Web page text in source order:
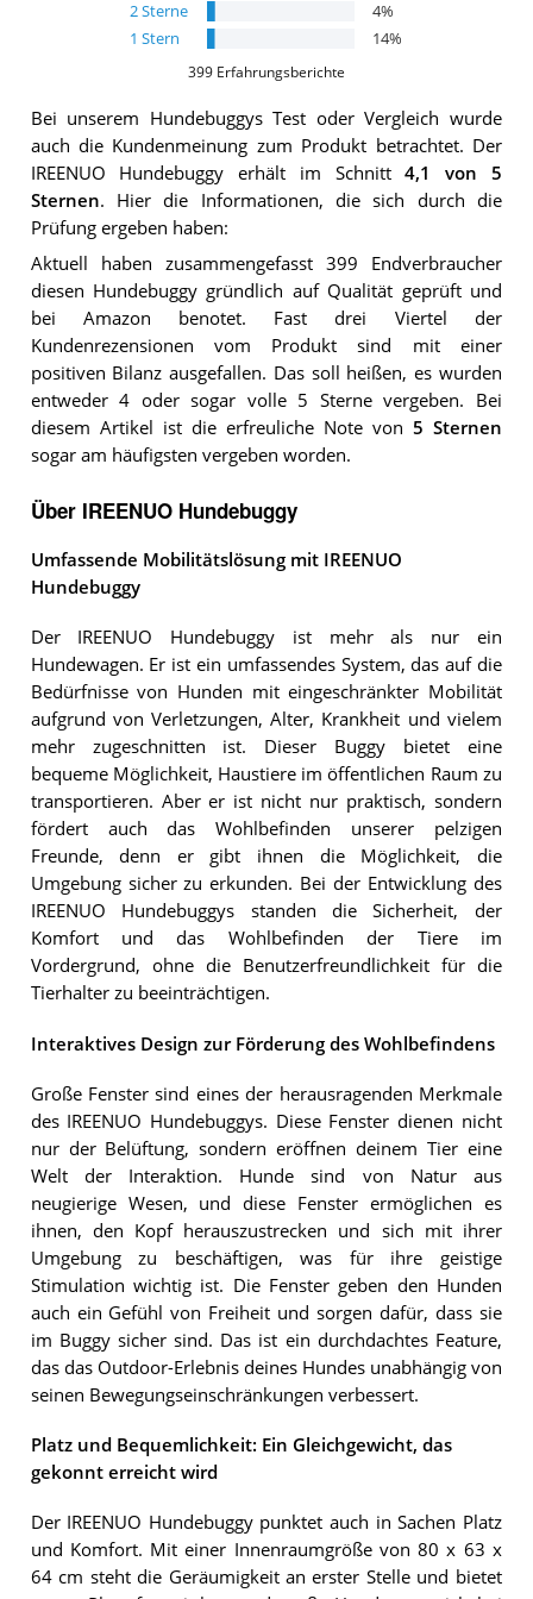
2Sterne 4%
1 Stern 14%
399 Erfahrungsberichte
Bei unserem HundebuggysTest oder Vergleich wurde
auch die Kundenmeinung zum Produkt betrachtet. Der
IREENUO Hundebuggyerhält im Schnitt4,1
von 5
Sternen. Hier die Informationen, die sich durch die
Prüfung ergeben haben:
Aktuell haben zusammengefasst 399 Endverbraucher
diesen Hundebuggy gründlich auf Qualität geprüft und
bei Amazon benotet. Fast drei Viertel der
Kundenrezensionen vom Produkt sind mit einer
positiven Bilanz ausgefallen. Das soll heißen, es wurden
entweder 4 oder sogar volle 5 Sterne vergeben. Bei
diesem Artikel ist die erfreuliche Note von 5 Sternen
sogar am häufigsten vergeben worden.
Über IREENUO Hundebuggy
Umfassende Mobilitätslösung mit IREENUO
Hundebuggy
Der IREENUO Hundebuggy ist mehr als nur ein
Hundewagen. Er ist ein umfassendes System, das auf die
Bedürfnisse von Hunden mit eingeschränkter Mobilität
aufgrund von Verletzungen, Alter, Krankheit und vielem
mehr zugeschnitten ist. Dieser Buggy bietet eine
bequeme Möglichkeit, Haustiere im öffentlichen Raum zu
transportieren. Aber er ist nicht nur praktisch, sondern
fördert auch das Wohlbefinden unserer pelzigen
Freunde, denn er gibt ihnen die Möglichkeit, die
Umgebung sicher zu erkunden. Bei der Entwicklung des
IREENUO Hundebuggys standen die Sicherheit, der
Komfort und das Wohlbefinden der Tiere im
Vordergrund, ohne die Benutzerfreundlichkeit für die
Tierhalter zu beeinträchtigen.
Interaktives Design zur Förderung des Wohlbefindens
Große Fenster sind eines der herausragenden Merkmale
des IREENUO Hundebuggys. Diese Fenster dienen nicht
nur der Belüftung, sondern eröffnen deinem Tier eine
Welt der Interaktion. Hunde sind von Natur aus
neugierige Wesen, und diese Fenster ermöglichen es
ihnen, den Kopf herauszustrecken und sich mit ihrer
Umgebung zu beschäftigen, was für ihre geistige
Stimulation wichtig ist. Die Fenster geben den Hunden
auch ein Gefühl von Freiheit und sorgen dafür, dass sie
im Buggy sicher sind. Das ist ein durchdachtes Feature,
das das Outdoor-Erlebnis deines Hundes unabhängig von
seinen Bewegungseinschränkungen verbessert.
Platz und Bequemlichkeit: Ein Gleichgewicht, das
gekonnt erreicht wird
Der IREENUO Hundebuggy punktet auch in Sachen Platz
und Komfort. Mit einer Innenraumgröße von 80 x 63 x
64 cm steht die Geräumigkeit an erster Stelle und bietet